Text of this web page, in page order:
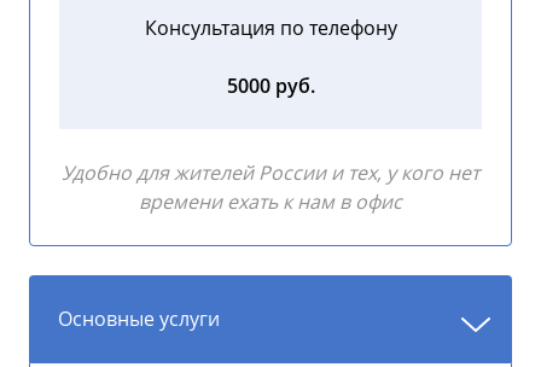
Консультация по телефону
5000 руб.
Удобно для жителей России и тех, у кого нет
времени ехать к нам в офис
Основные услуги